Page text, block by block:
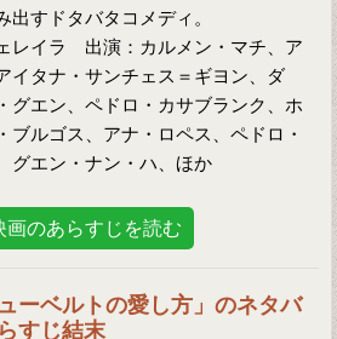
すドタバタコメディ。
レイラ 出演：カルメン・マチ、ア
イタナ・サンチェス＝ギヨン、ダ
グエン、ペドロ・カサブランク、ホ
ブルゴス、アナ・ロペス、ペドロ・
グエン・ナン・ハ、ほか
画のあらすじを読む
ューベルトの愛し方」のネタバ
すじ結末